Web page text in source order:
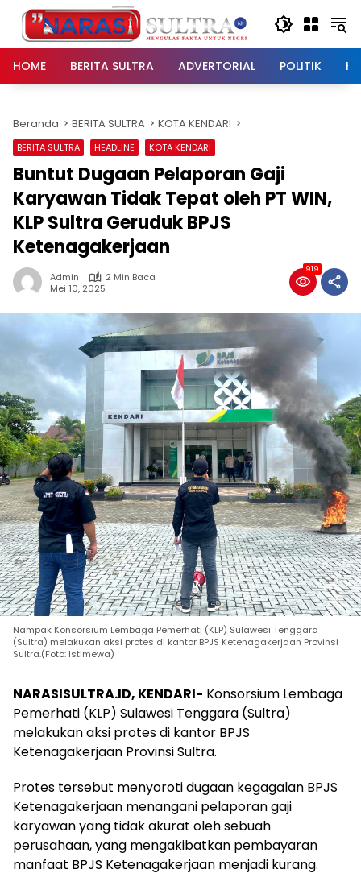
Langsung
konten
HOME
BERITA SULTRA ADVERTORIAL POLITIK
Beranda BERITA SULTRA KOTA KENDARI
BERITA SULTRA HEADLINE KOTA KENDARI
Buntut Dugaan Pelaporan Gaji
Karyawan Tidak Tepat oleh PT WIN,
KLP Sultra Geruduk BPJS
Ketenagakerjaan
Admin
2 Min Baca
Mei 10, 2025
919
Nampak Konsorsium Lembaga Pemerhati (KLP) Sulawesi Tenggara
(Sultra) melakukan aksi protes di kantor BPJS Ketenagakerjaan Provinsi
Sultra.(Foto: Istimewa)
NARASISULTRA.ID, KENDARI- Konsorsium Lembaga
Pemerhati (KLP) Sulawesi Tenggara (Sultra)
melakukan aksi protes di kantor BPJS
Ketenagakerjaan Provinsi Sultra.
Protes tersebut menyoroti dugaan kegagalan BPJS
Ketenagakerjaan menangani pelaporan gaji
karyawan yang tidak akurat oleh sebuah
perusahaan, yang mengakibatkan pembayaran
manfaat BPJS Ketenagakerjaan menjadi kurang.